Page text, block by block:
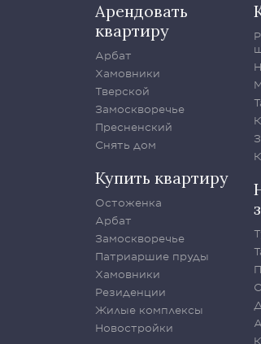
Арендовать
квартиру
Арбат
Хамовники
Тверской
Замоскворечье
Пресненский
Снять дом
Купить квартиру
Остоженка
Арбат
Замоскворечье
Патриаршие пруды
Хамовники
Резиденции
Жилые комплексы
Новостройки